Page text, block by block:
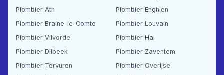
Plombier Ath
Plombier Enghien
Plombier Braine-le-Comte
Plombier Louvain
Plombier Vilvorde
Plombier Hal
Plombier Dilbeek
Plombier Zaventem
Plombier Tervuren
Plombier Overijse